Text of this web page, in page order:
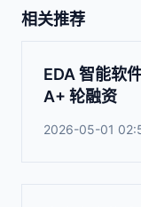
相关推荐
EDA 智能软
A+ 轮融资
2026-05-01